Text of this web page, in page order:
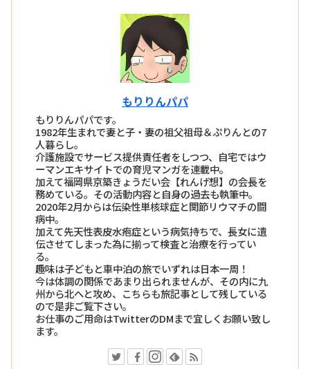
もりりんパパ
もりりんパパです。
1982年生まれで妻と子・妻の祖父祖母＆ぷりんとの7
人暮らし。
介護施設でサービス提供責任者をしつつ、自宅ではウ
ーマンエキサイトでの育児マンガを連載中。
加えて福岡県京築きょうだい会【れんげ想】の会長を
務めている。その活動内容と自身の過去も執筆中。
2020年2月からは伝染性単核球症と関節リウマチの闘
病中。
加えて先天性表皮水疱症という病気持ちで、長女に遺
伝させてしまった為に揃って検査と治療を行ってい
る。
趣味は子どもと車中泊の旅でいずれは日本一周！
今は体調の関係であまり出られませんが、その内に九
州から北へと攻め、こちらも旅記事として残している
ので是非ご覧下さい。
お仕事のご用命はTwitterのDMまで宜しくお願い致し
ます。